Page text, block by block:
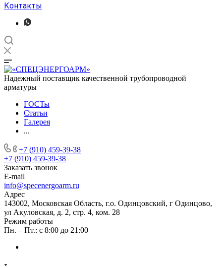
Контакты
Надежный поставщик качественной трубопроводной
арматуры
ГОСТы
Статьи
Галерея
...
+7 (910) 459-39-38
+7 (910) 459-39-38
Заказать звонок
E-mail
info@specenergoarm.ru
Адрес
143002, Московская Область, г.о. Одинцовский, г Одинцово,
ул Акуловская, д. 2, стр. 4, ком. 28
Режим работы
Пн. – Пт.: с 8:00 до 21:00